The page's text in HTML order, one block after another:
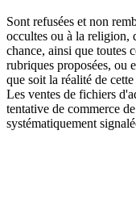
Sont refusées et non
occultes ou à la religion,
chance, ainsi que toutes
rubriques proposées, ou
que soit la réalité de
Les ventes de fichiers
tentative de commerce
systématiquement